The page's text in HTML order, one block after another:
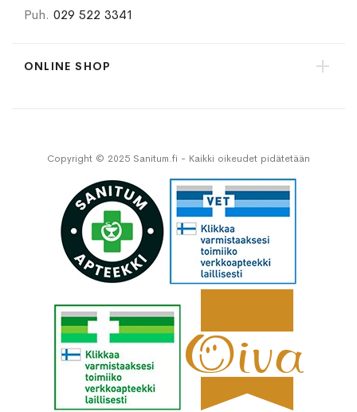
Puh. 029 522 3341
ONLINE SHOP
Copyright © 2025 Sanitum.fi - Kaikki oikeudet pidätetään